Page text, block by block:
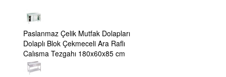
Paslanmaz Çelik Mutfak Dolapları
Dolaplı Blok Çekmeceli Ara Raflı
Çalışma Tezgahı 180x60x85 cm